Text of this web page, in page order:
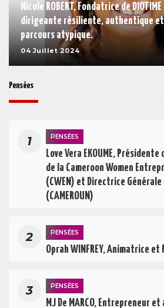
Nicole ROBERT, Fondatrice de DIOTIME
dirigeante résiliente, authentique
parcours atypique.
04 Juillet 2024
Pensées
1 PENSÉES
Love Vera EKOUME,
de la Cameroon Women
(CWEN) et Directrice Générale
(CAMEROUN)
2 PENSÉES
Oprah WINFREY, Animatrice
3 PENSÉES
MJ De MARCO, Entrepreneur